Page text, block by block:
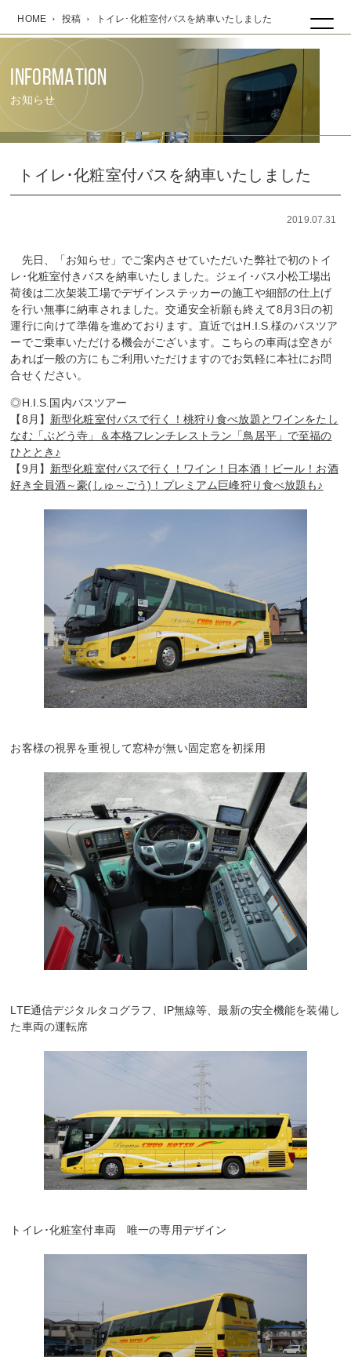
中央交通株式会社
HOME 投稿 トイレ･化粧室付バスを納車いたしました
お知らせ
INFORMATION
トイレ･化粧室付バスを納車いたしました
2019.07.31
先日、「お知らせ」でご案内させていただいた弊社で初のトイ
レ･化粧室付きバスを納車いたしました。ジェイ･バス小松工場出
荷後は二次架装工場でデザインステッカーの施工や細部の仕上げ
を行い無事に納車されました。交通安全祈願も終えて8月3日の初
運行に向けて準備を進めております。直近ではH.I.S.様のバスツア
ーでご乗車いただける機会がございます。こちらの車両は空きが
あれば一般の方にもご利用いただけますのでお気軽に本社にお問
合せください。
◎H.I.S.国内バスツアー
【8月】 新型化粧室付バスで行く！桃狩り食べ放題とワインをたし
なむ「ぶどう寺」＆本格フレンチレストラン「鳥居平」で至福の
ひととき♪
【9月】 新型化粧室付バスで行く！ワイン！日本酒！ビール！お酒
好き全員酒～豪(しゅ～ごう)！プレミアム巨峰狩り食べ放題も♪
お客様の視界を重視して窓枠が無い固定窓を初採用
LTE通信デジタルタコグラフ、IP無線等、最新の安全機能を装備し
た車両の運転席
トイレ･化粧室付車両 唯一の専用デザイン